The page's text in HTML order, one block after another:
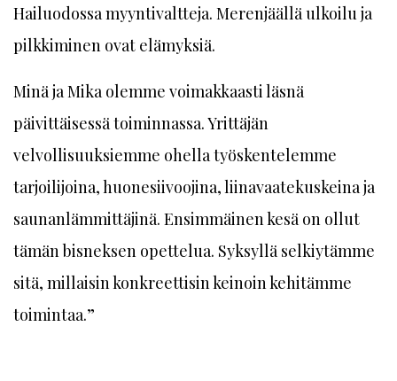
Hailuodossa myyntivaltteja. Merenjäällä ulkoilu ja
pilkkiminen ovat elämyksiä.
Minä ja Mika olemme voimakkaasti läsnä
päivittäisessä toiminnassa. Yrittäjän
velvollisuuksiemme ohella työskentelemme
tarjoilijoina, huonesiivoojina, liinavaatekuskeina ja
saunanlämmittäjinä. Ensimmäinen kesä on ollut
tämän bisneksen opettelua. Syksyllä selkiytämme
sitä, millaisin konkreettisin keinoin kehitämme
toimintaa.”